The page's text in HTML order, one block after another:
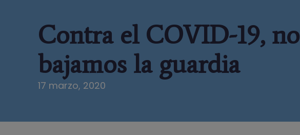
Contra el COVID-19, no
bajamos la guardia
17 marzo, 2020